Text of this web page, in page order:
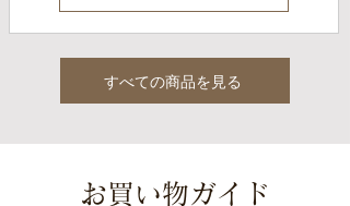
すべての商品を見る
​お買い物ガイド